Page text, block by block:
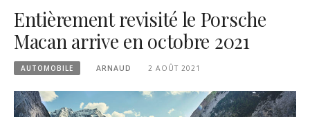
Entièrement revisité le Porsche
Macan arrive en octobre 2021
AUTOMOBILE ARNAUD 2 AOÛT 2021